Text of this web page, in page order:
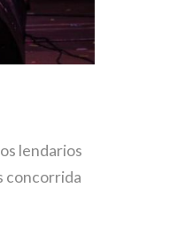
lendarios
concorrida